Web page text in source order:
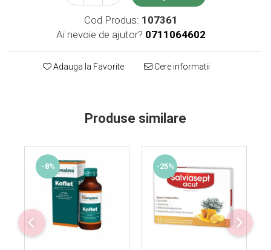
Vitamine si minerale
Cod Produs: 107361
Ai nevoie de ajutor? 0711064602
Adauga la Favorite Cere informatii
Produse similare
-8% -25%